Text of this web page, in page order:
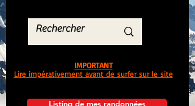
Listing de mes randonnées
IMPORTANT
Lire impérativement avant de surfer sur le site